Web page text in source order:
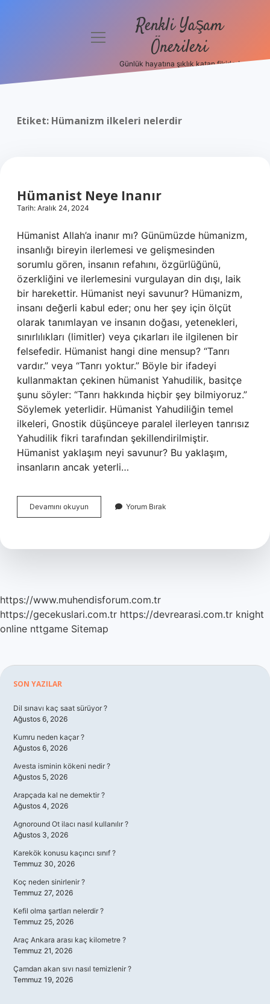
Politikası
menüyü
Renkli Yaşam
Önerileri
Günlük hayatına şıklık katan fikirler!
Etiket: Hümanizm ilkeleri nelerdir
Hümanist Neye Inanır
Tarih: Aralık 24, 2024
Hümanist Allah’a inanır mı? Günümüzde hümanizm,
insanlığı bireyin ilerlemesi ve gelişmesinden
sorumlu gören, insanın refahını, özgürlüğünü,
özerkliğini ve ilerlemesini vurgulayan din dışı, laik
bir harekettir. Hümanist neyi savunur? Hümanizm,
insanı değerli kabul eder; onu her şey için ölçüt
olarak tanımlayan ve insanın doğası, yetenekleri,
sınırlılıkları (limitler) veya çıkarları ile ilgilenen bir
felsefedir. Hümanist hangi dine mensup? “Tanrı
vardır.” veya “Tanrı yoktur.” Böyle bir ifadeyi
kullanmaktan çekinen hümanist Yahudilik, basitçe
şunu söyler: “Tanrı hakkında hiçbir şey bilmiyoruz.”
Söylemek yeterlidir. Hümanist Yahudiliğin temel
ilkeleri, Gnostik düşünceye paralel ilerleyen tanrısız
Yahudilik fikri tarafından şekillendirilmiştir.
Hümanist yaklaşım neyi savunur? Bu yaklaşım,
insanların ancak yeterli…
Devamını okuyun Hümanist
Neye
Yorum Bırak
https://www.muhendisforum.com.tr
https://gecekuslari.com.tr https://devrearasi.com.tr knight
online nttgame Sitemap
Sidebar
SON YAZILAR
Dil sınavı kaç saat sürüyor ?
Ağustos 6, 2026
Kumru neden kaçar ?
Ağustos 6, 2026
Avesta isminin kökeni nedir ?
Ağustos 5, 2026
Arapçada kal ne demektir ?
Ağustos 4, 2026
Agnoround Ot ilacı nasıl kullanılır ?
Ağustos 3, 2026
Karekök konusu kaçıncı sınıf ?
Temmuz 30, 2026
Koç neden sinirlenir ?
Temmuz 27, 2026
Kefil olma şartları nelerdir ?
Temmuz 25, 2026
Araç Ankara arası kaç kilometre ?
Temmuz 21, 2026
Çamdan akan sıvı nasıl temizlenir ?
Temmuz 19, 2026